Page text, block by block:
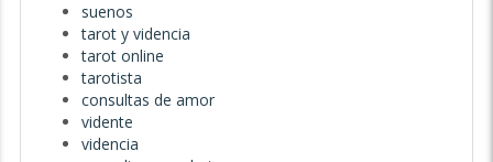
suenos
tarot y videncia
tarot online
tarotista
consultas de amor
vidente
videncia